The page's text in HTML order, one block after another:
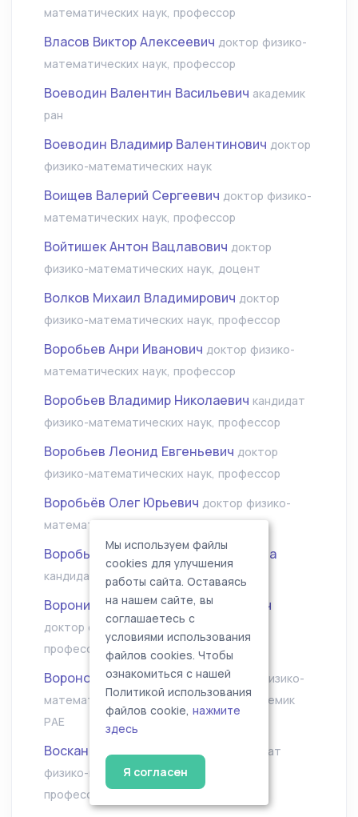
математических наук, профессор
Власов Виктор Алексеевич доктор физико-
математических наук, профессор
Воеводин Валентин Васильевич академик
ран
Воеводин Владимир Валентинович доктор
физико-математических наук
Воищев Валерий Сергеевич доктор физико-
математических наук, профессор
Войтишек Антон Вацлавович доктор
физико-математических наук, доцент
Волков Михаил Владимирович доктор
физико-математических наук, профессор
Воробьев Анри Иванович доктор физико-
математических наук, профессор
Воробьев Владимир Николаевич кандидат
физико-математических наук, профессор
Воробьев Леонид Евгеньевич доктор
физико-математических наук, профессор
Воробьёв Олег Юрьевич доктор физико-
математических наук, профессор
Воробьёва Екатерина Валентиновна
кандидат физико-математических наук
Воронин Александр Александрович
доктор физико-математических наук,
профессор
Воронова Лилия Ивановна доктор физико-
математических наук, профессор, академик
РАЕ
Восканян Карина Левановна
кандидат
физико-математических наук, доцент,
профессор РАЕ
Мы используем файлы
cookies для улучшения
работы сайта. Оставаясь
на нашем сайте, вы
соглашаетесь с
условиями использования
файлов cookies. Чтобы
ознакомиться с нашей
Политикой использования
файлов cookie, нажмите
здесь
Я согласен